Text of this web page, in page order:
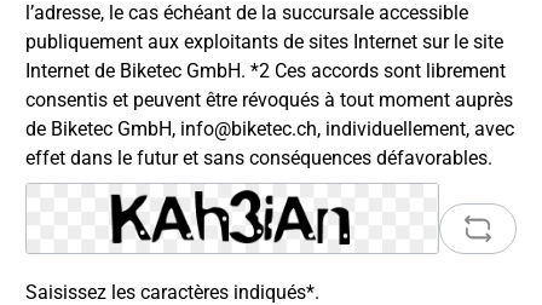
l’adresse, le cas échéant de la succursale accessible
publiquement aux exploitants de sites Internet sur le site
Internet de Biketec GmbH. *2 Ces accords sont librement
consentis et peuvent être révoqués à tout moment auprès
de Biketec GmbH, info@biketec.ch, individuellement, avec
effet dans le futur et sans conséquences défavorables.
Saisissez les caractères indiqués*.